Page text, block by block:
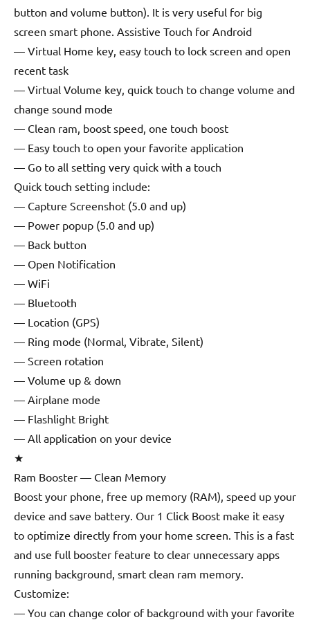
button and volume button). It is very useful for big
screen smart phone. Assistive Touch for Android
— Virtual Home key, easy touch to lock screen and open
recent task
— Virtual Volume key, quick touch to change volume and
change sound mode
— Clean ram, boost speed, one touch boost
— Easy touch to open your favorite application
— Go to all setting very quick with a touch
Quick touch setting include:
— Capture Screenshot (5.0 and up)
— Power popup (5.0 and up)
— Back button
— Open Notification
— WiFi
— Bluetooth
— Location (GPS)
— Ring mode (Normal, Vibrate, Silent)
— Screen rotation
— Volume up & down
— Airplane mode
— Flashlight Bright
— All application on your device
★
Ram Booster — Clean Memory
Boost your phone, free up memory (RAM), speed up your
device and save battery. Our 1 Click Boost make it easy
to optimize directly from your home screen. This is a fast
and use full booster feature to clear unnecessary apps
running background, smart clean ram memory.
Customize:
— You can change color of background with your favorite